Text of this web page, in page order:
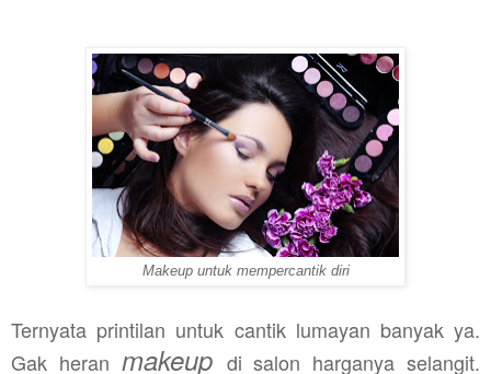
Makeup untuk mempercantik diri
Ternyata printilan untuk cantik lumayan banyak ya.
Gak heran makeup di salon harganya selangit.